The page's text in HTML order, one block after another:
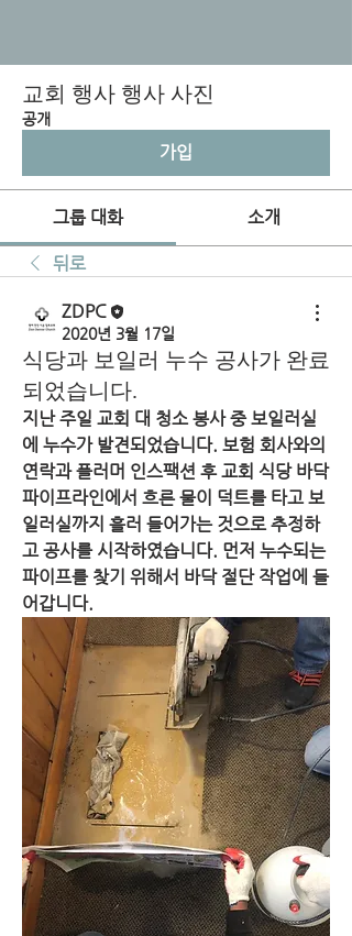
교회 행사 행사 사진
공개
가입
그룹 대화 소개
뒤로
ZDPC
2020년 3월 17일
식당과 보일러 누수 공사가 완료
되었습니다.
지난 주일 교회 대 청소 봉사 중 보일러실
에 누수가 발견되었습니다. 보험 회사와의
연락과 플러머 인스팩션 후 교회 식당 바닥
파이프라인에서 흐른 물이 덕트를 타고 보
일러실까지 흘러 들어가는 것으로 추정하
고 공사를 시작하였습니다. 먼저 누수되는
파이프를 찾기 위해서 바닥 절단 작업에 들
어갑니다.